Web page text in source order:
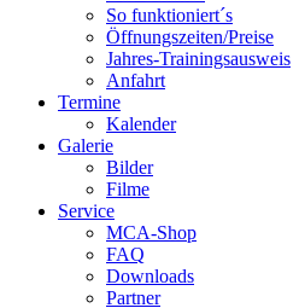
So funktioniert´s
Öffnungszeiten/Preise
Jahres-Trainingsausweis
Anfahrt
Termine
Kalender
Galerie
Bilder
Filme
Service
MCA-Shop
FAQ
Downloads
Partner